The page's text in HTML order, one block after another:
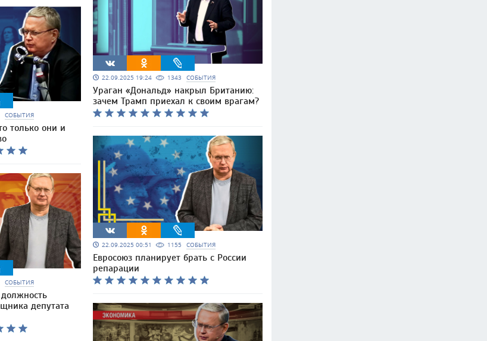
СОБЫТИЯ
только они и
СОБЫТИЯ
должность
депутата
22.09.2025 19:24 1343 СОБЫТИЯ
Ураган «Дональд» накрыл Британию:
зачем Трамп приехал к своим врагам?
22.09.2025 00:51 1155 СОБЫТИЯ
Евросоюз планирует брать с России
репарации